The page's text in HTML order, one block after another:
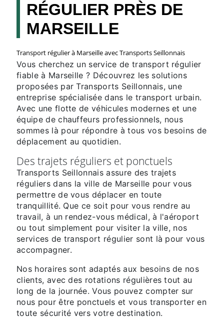
RÉGULIER PRÈS DE
MARSEILLE
Transport régulier à Marseille avec Transports Seillonnais
Vous cherchez un service de transport régulier
fiable à Marseille ? Découvrez les solutions
proposées par Transports Seillonnais, une
entreprise spécialisée dans le transport urbain.
Avec une flotte de véhicules modernes et une
équipe de chauffeurs professionnels, nous
sommes là pour répondre à tous vos besoins de
déplacement au quotidien.
Des trajets réguliers et ponctuels
Transports Seillonnais assure des trajets
réguliers dans la ville de Marseille pour vous
permettre de vous déplacer en toute
tranquillité. Que ce soit pour vous rendre au
travail, à un rendez-vous médical, à l'aéroport
ou tout simplement pour visiter la ville, nos
services de transport régulier sont là pour vous
accompagner.
Nos horaires sont adaptés aux besoins de nos
clients, avec des rotations régulières tout au
long de la journée. Vous pouvez compter sur
nous pour être ponctuels et vous transporter en
toute sécurité vers votre destination.